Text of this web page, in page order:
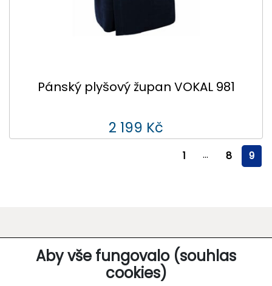
Aby vše fungovalo (souhlas
cookies)
Pánský plyšový župan VOKAL 981
2 199 Kč
1 ... 8 9
O SPOLEČNOSTI